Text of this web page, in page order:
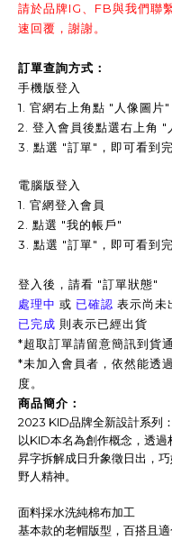
請於品牌IG、FB與我們聯
速回覆，謝謝。
訂單查詢方式：
手機版登入
1. 官網右上角點 "人像圖片
2. 登入會員後點選右上角 "
3. 點選 "訂單"，即可看到
電腦版登入
1. 官網登入會員
2. 點選 "我的帳戶"
3. 點選 "訂單"，即可看到
登入後，請看 "訂單狀態"
處理中 或 已確認 表示尚未
已完成 則表示已經出貨
*超取訂單請留意簡訊到貨
*未加入會員者，依然能透
度。
商品簡介：
2023 KID品牌全新設計系列：
以KID本名為創作概念，透
昇字拆解成日升象徵日出，
野人精神。
面料採水洗純棉布加工
基本款的老帽版型，百搭且